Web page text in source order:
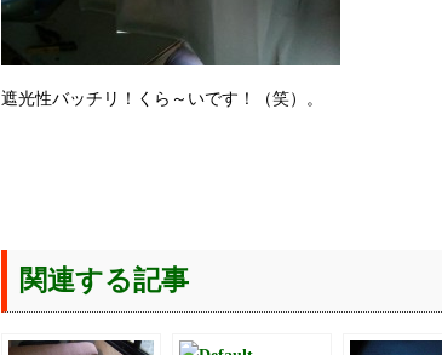
遮光性バッチリ！くら～いです！（笑）。
関連する記事